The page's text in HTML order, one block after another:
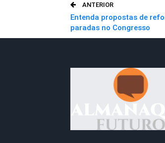
ANTERIOR
Entenda propostas de
paradas no Congresso